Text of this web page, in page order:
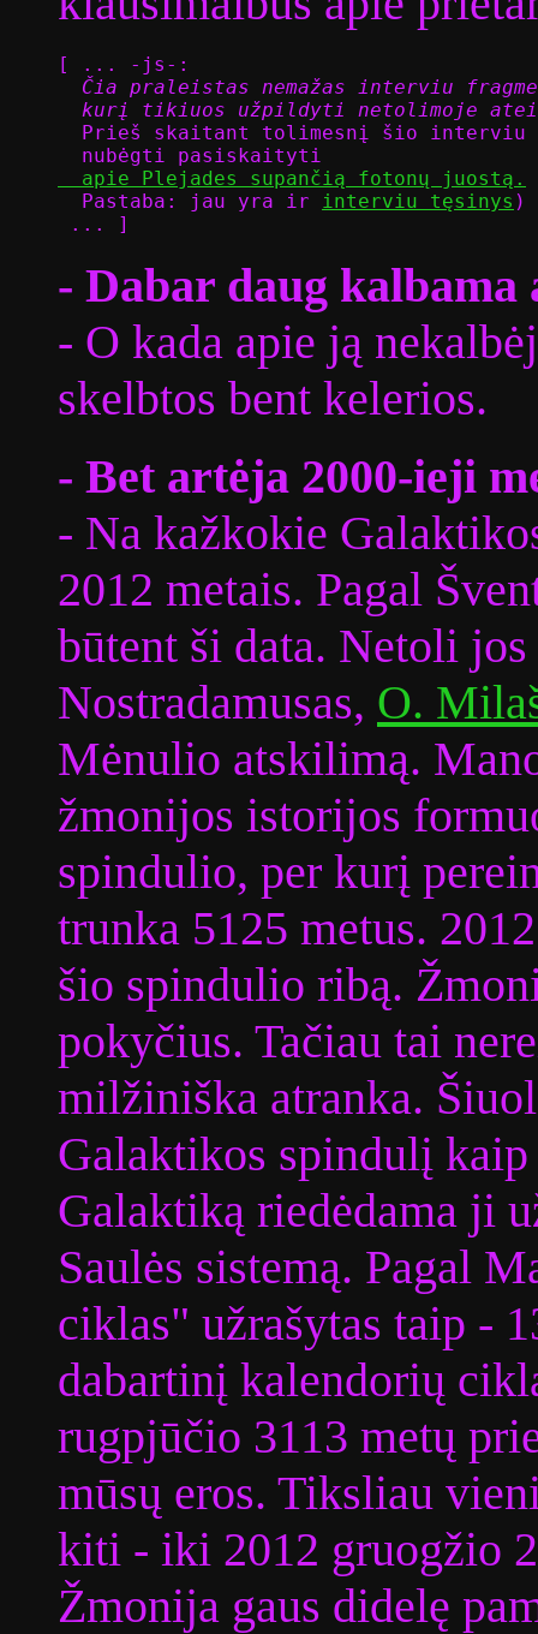
[ ... -js-:
Čia praleistas nemažas interviu
kurį tikiuos užpildyti netolimoje
Prieš skaitant tolimesnį šio interviu
  nubėgti pasiskaityti
  apie Plejades supančią fotonų juostą.
Pastaba: jau yra ir interviu tęsinys )
... ]
- Dabar daug kalbama
- O kada apie ją
skelbtos bent kelerios.
- Bet artėja 2000-ieji
- Na kažkokie
2012 metais. Pagal
būtent ši data. Netoli
Nostradamusas, O.
Mėnulio atskilimą.
žmonijos istorijos
spindulio, per kurį
trunka 5125 metus.
šio spindulio ribą.
pokyčius. Tačiau tai
milžiniška atranka.
Galaktikos spindulį
Galaktiką riedėdama ji
Saulės sistemą. Pagal
ciklas" užrašytas taip -
dabartinį kalendorių
rugpjūčio 3113 metų
mūsų eros. Tiksliau
kiti - iki 2012 gruogžio
Žmonija gaus didelę